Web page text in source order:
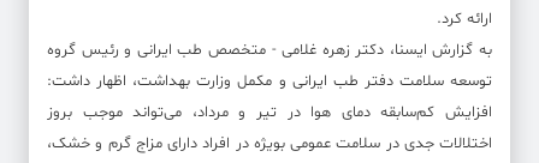
ارائه کرد.
به گزارش ایسنا، دکتر زهره غلامی - متخصص طب ایرانی و رئیس گروه
توسعه سلامت دفتر طب ایرانی و مکمل وزارت بهداشت، اظهار داشت:
افزایش کم‌سابقه دمای هوا در تیر و مرداد، می‌تواند موجب بروز
اختلالات جدی در سلامت عمومی بویژه در افراد دارای مزاج گرم و خشک،